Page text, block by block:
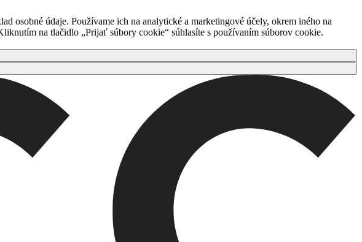
osobné údaje. Používame ich na analytické a marketingové účely, okrem iného na
na tlačidlo „Prijať súbory cookie“ súhlasíte s používaním súborov cookie.